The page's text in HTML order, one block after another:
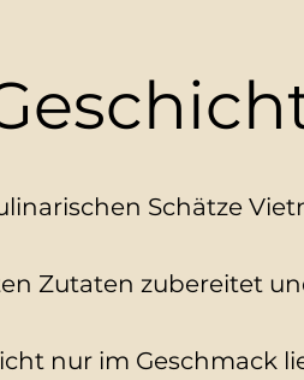
Schätze
Zutaten zubereitet
nur im Geschmack